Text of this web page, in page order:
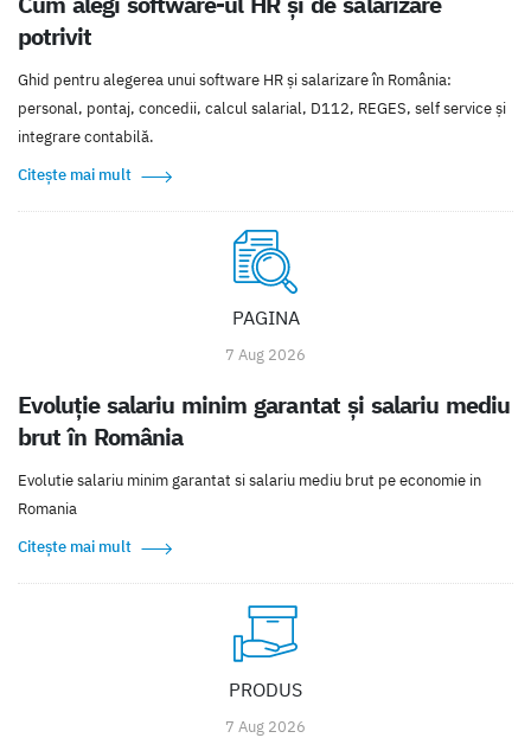
potrivit
Ghid pentru alegerea unui software HR și salarizare în România:
personal, pontaj, concedii, calcul salarial, D112, REGES, self service și
integrare contabilă.
Citește mai mult
PAGINA
7 Aug 2026
Evoluție salariu minim garantat și salariu mediu
brut în România
Evolutie salariu minim garantat si salariu mediu brut pe economie in
Romania
Citește mai mult
PRODUS
7 Aug 2026